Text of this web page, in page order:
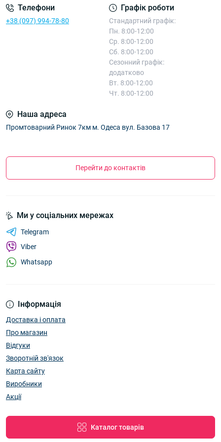
Телефони
+38 (097) 994-78-80
Графік роботи
Стандартний графік:
Пн. 8:00-12:00
Ср. 8:00-12:00
Сб. 8:00-12:00
Сезонний графік:
додатково
Вт. 8:00-12:00
Чт. 8:00-12:00
Наша адреса
Промтоварний Ринок 7км м. Одеса вул. Базова 17
Перейти до контактів
Інформація
Доставка і оплата
Про магазин
Відгуки
Зворотній зв'язок
Карта сайту
Виробники
Акції
Каталог товарів
Ми у соціальних мережах
Telegram
Viber
Whatsapp